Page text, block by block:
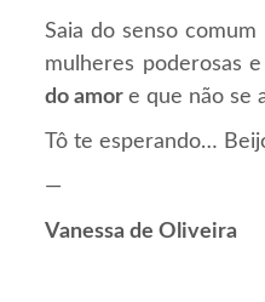
Saia do senso
mulheres poderosas
do amore que não se
Tô te esperando…
—
Vanessa de Oliveira